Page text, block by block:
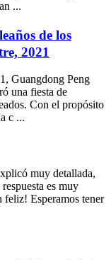
...
de los
2021
Guangdong Peng
una fiesta de
Con el propósito
c ...
muy detallada,
es muy
feliz! Esperamos tener